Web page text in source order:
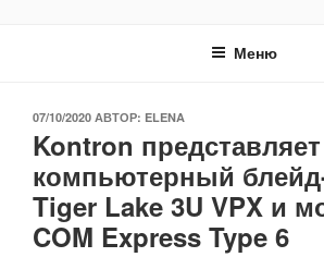
Меню
ОПУБЛИКОВАНО
07/10/2020 АВТОР: ELENA
Kontron представляет
компьютерный
Tiger Lake 3U VPX и
COM Express Type 6